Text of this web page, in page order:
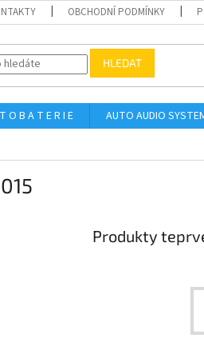
OBCHODNÍ PODMÍNKY
HLEDAT
O B A T E R I E AUTO AUDIO
Produkty